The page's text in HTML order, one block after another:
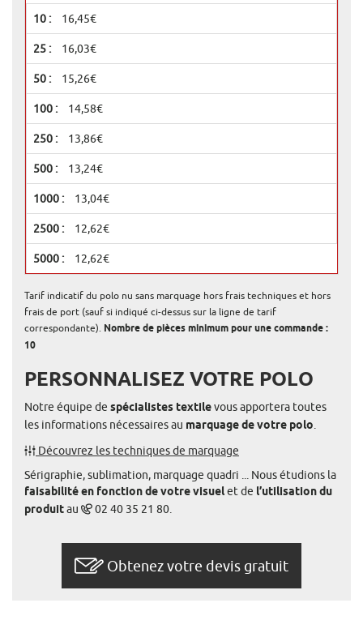
16,45€
16,03€
15,26€
14,58€
13,86€
13,24€
13,04€
12,62€
12,62€
Tarif indicatif du polo nu sans marquage hors frais techniques et hors
frais de port (sauf si indiqué ci-dessus sur la ligne de tarif
correspondante). Nombre de pièces minimum pour une commande :
10
PERSONNALISEZ VOTRE POLO
Notre équipe de spécialistes textilevous apportera toutes
les informations nécessaires au marquage de votre polo.
Découvrez les techniques de marquage
Sérigraphie, sublimation, marquage quadri ... Nous étudions la
faisabilité en fonction de votre visuelet de l’utilisation du
produitau 02 40 35 21 80.
Obtenez votre devis gratuit